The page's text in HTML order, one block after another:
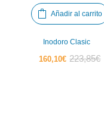
Añadir al carrito
Inodoro Clasic
160,10€El223,85€El